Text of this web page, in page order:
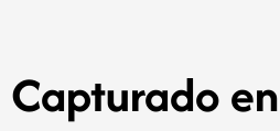
Capturado